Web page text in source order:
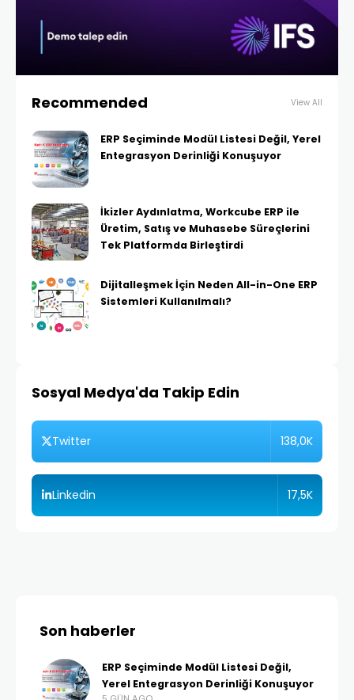
Recommended View All
ERP Seçiminde Modül Listesi Değil, Yerel
Entegrasyon Derinliği Konuşuyor
İkizler Aydınlatma, Workcube ERP ile
Üretim, Satış ve Muhasebe Süreçlerini
Tek Platformda Birleştirdi
Dijitalleşmek İçin Neden All-in-One ERP
Sistemleri Kullanılmalı?
Sosyal Medya'da Takip Edin
Twitter 138,0K
Linkedin 17,5K
Son haberler
ERP Seçiminde Modül Listesi Değil,
Yerel Entegrasyon Derinliği Konuşuyor